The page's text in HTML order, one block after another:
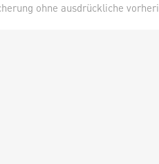
ohne ausdrückliche